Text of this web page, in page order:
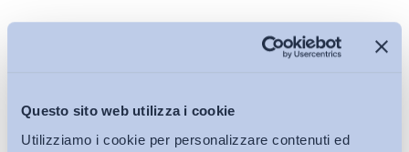
Questo sito web utilizza i cookie
Utilizziamo i cookie per personalizzare contenuti ed